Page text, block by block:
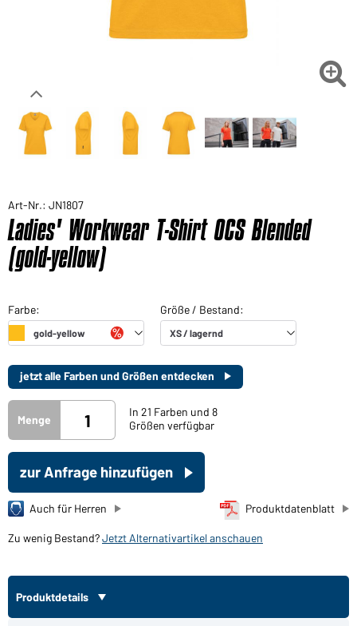

Art-Nr.: JN1807
Ladies' Workwear T-Shirt OCS Blended
(gold-yellow)
jetzt alle Farben und Größen entdecken
Menge
In 21 Farben und 8
Größen verfügbar
zur Anfrage hinzufügen
Produktdatenblatt
Auch für Herren
Zu wenig Bestand?Jetzt Alternativartikel anschauen
Produktdetails